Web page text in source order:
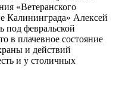
«Ветеранского
Калининграда» Алексей
под февральской
в плачевное состояние
и действий
и у столичных